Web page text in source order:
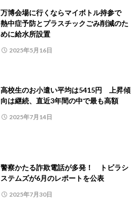
万博会場に行くならマイボトル持参で
熱中症予防とプラスチックごみ削減のた
めに給水所設置
2025年5月16日
高校生のお小遣い平均は5415円 上昇傾
向は継続、直近3年間の中で最も高額
2025年7月14日
警察かたる詐欺電話が多発！ トビラシ
ステムズが6月のレポートを公表
2025年7月30日